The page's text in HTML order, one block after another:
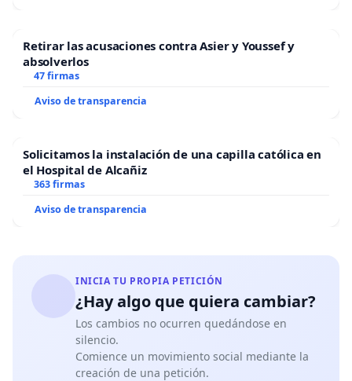
Retirar las acusaciones contra Asier y Youssef y
absolverlos
47 firmas
Aviso de transparencia
Solicitamos la instalación de una capilla católica en
el Hospital de Alcañiz
363 firmas
Aviso de transparencia
INICIA TU PROPIA PETICIÓN
¿Hay algo que quiera cambiar?
Los cambios no ocurren quedándose en
silencio.
Comience un movimiento social mediante la
creación de una petición.